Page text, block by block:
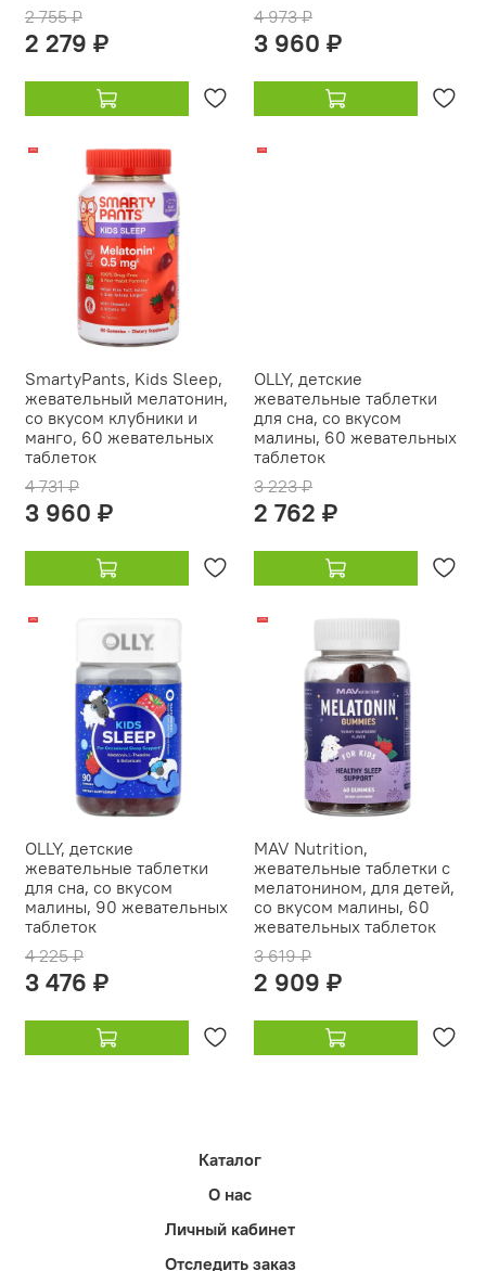
2 755 ₽
2 279 ₽
4 973 ₽
3 960 ₽
-16%
SmartyPants, Kids Sleep,
жевательный мелатонин,
со вкусом клубники и
манго, 60 жевательных
таблеток
4 731 ₽
3 960 ₽
-14%
OLLY, детские
жевательные таблетки
для сна, со вкусом
малины, 60 жевательных
таблеток
3 223 ₽
2 762 ₽
-18%
OLLY, детские
жевательные таблетки
для сна, со вкусом
малины, 90 жевательных
таблеток
4 225 ₽
3 476 ₽
-20%
MAV Nutrition,
жевательные таблетки с
мелатонином, для детей,
со вкусом малины, 60
жевательных таблеток
3 619 ₽
2 909 ₽
Каталог
О нас
Личный кабинет
Отследить заказ